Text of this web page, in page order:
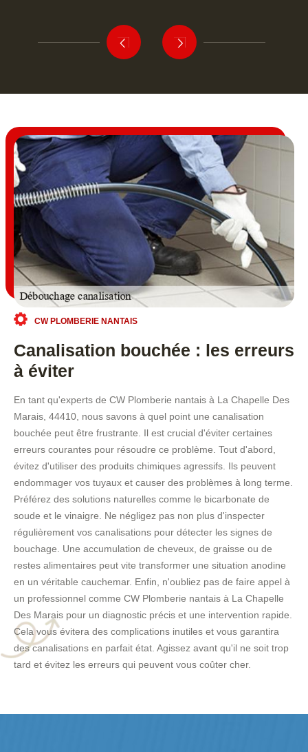
CW PLOMBERIE NANTAIS
Canalisation bouchée : les erreurs
à éviter
En tant qu'experts de CW Plomberie nantais à La Chapelle Des
Marais, 44410, nous savons à quel point une canalisation
bouchée peut être frustrante. Il est crucial d'éviter certaines
erreurs courantes pour résoudre ce problème. Tout d'abord,
évitez d'utiliser des produits chimiques agressifs. Ils peuvent
endommager vos tuyaux et causer des problèmes à long terme.
Préférez des solutions naturelles comme le bicarbonate de
soude et le vinaigre. Ne négligez pas non plus d'inspecter
régulièrement vos canalisations pour détecter les signes de
bouchage. Une accumulation de cheveux, de graisse ou de
restes alimentaires peut vite transformer une situation anodine
en un véritable cauchemar. Enfin, n'oubliez pas de faire appel à
un professionnel comme CW Plomberie nantais à La Chapelle
Des Marais pour un diagnostic précis et une intervention rapide.
Cela vous évitera des complications inutiles et vous garantira
des canalisations en parfait état. Agissez avant qu'il ne soit trop
tard et évitez les erreurs qui peuvent vous coûter cher.